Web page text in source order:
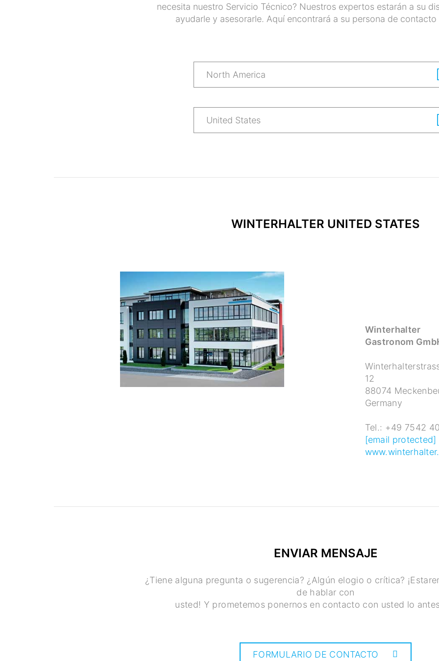
necesita nuestro Servicio Técnico? Nuestros expertos estarán a su
ayudarle y asesorarle. Aquí encontrará a su persona de contacto
North America
United States
WINTERHALTER UNITED STATES
Winterhalter
Gastronom
12
88074
Germany
Tel.: +49 7542
[email protected]
ENVIAR MENSAJE
¿Tiene alguna pregunta o sugerencia? ¿Algún elogio o crítica?
de hablar con
usted! Y prometemos ponernos en contacto con usted lo
FORMULARIO DE CONTACTO